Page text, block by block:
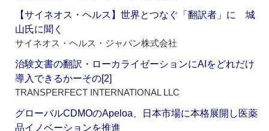
【サイネオス・ヘルス】世界とつなぐ「翻訳者」に 城
山氏に聞く
サイネオス・ヘルス・ジャパン株式会社
治験文書の翻訳・ローカライゼーションにAIをどれだけ
導入できるかーその[2]
TRANSPERFECT INTERNATIONAL LLC
グローバルCDMOのApeloa、日本市場に本格展開し医薬
品イノベーションを推進